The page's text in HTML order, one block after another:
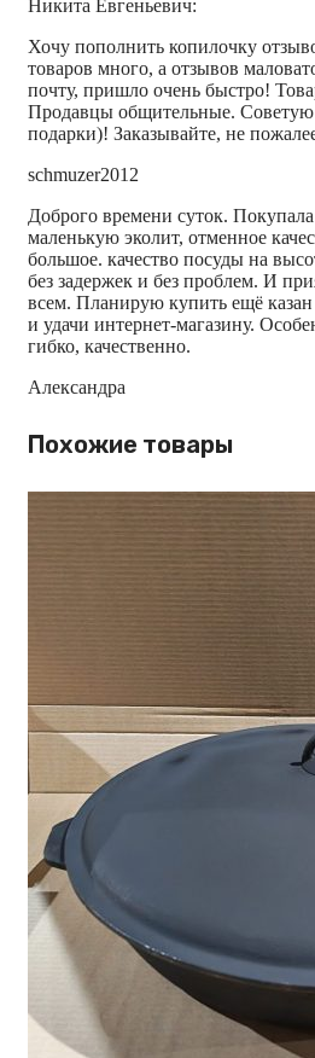
Никита Евгеньевич:
Хочу пополнить копилочку
товаров много, а отзывов
почту, пришло очень быстро!
Продавцы общительные. Советую
подарки)! Заказывайте, не
schmuzer2012
Доброго времени суток.
маленькую эколит, отменное
большое. качество посуды на
без задержек и без проблем. И
всем. Планирую купить ещё
и удачи интернет-магазину.
гибко, качественно.
Александра
Похожие товары